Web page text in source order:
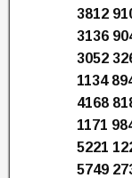
3812
3136
3052
1134
4168
1171
5221
5749